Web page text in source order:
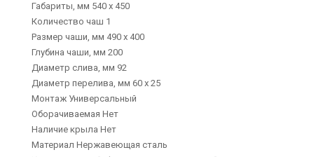
Габариты, мм 540 x 450
Количество чаш 1
Размер чаши, мм 490 x 400
Глубина чаши, мм 200
Диаметр слива, мм 92
Диаметр перелива, мм 60 x 25
Монтаж Универсальный
Оборачиваемая Нет
Наличие крыла Нет
Материал Нержавеющая сталь